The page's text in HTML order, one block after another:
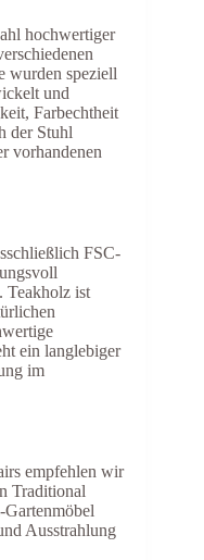
hochwertiger
wurden speziell
und
Farbechtheit
der Stuhl
vorhandenen
FSC-
Teakholz ist
ein langlebiger
im
empfehlen wir
Traditional
Ausstrahlung